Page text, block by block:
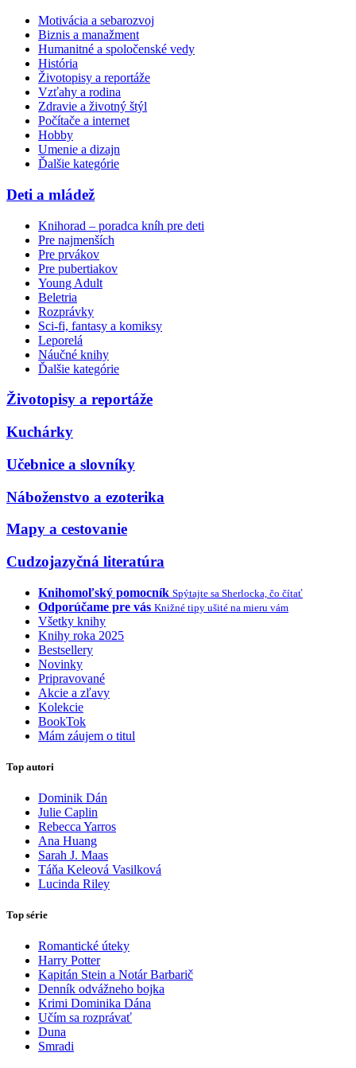
Motivácia a sebarozvoj
Biznis a manažment
Humanitné a spoločenské vedy
História
Životopisy a reportáže
Vzťahy a rodina
Zdravie a životný štýl
Počítače a internet
Hobby
Umenie a dizajn
Ďalšie kategórie
Deti a mládež
Knihorad – poradca kníh pre deti
Pre najmenších
Pre prvákov
Pre pubertiakov
Young Adult
Beletria
Rozprávky
Sci-fi, fantasy a komiksy
Leporelá
Náučné knihy
Ďalšie kategórie
Životopisy a reportáže
Kuchárky
Učebnice a slovníky
Náboženstvo a ezoterika
Mapy a cestovanie
Cudzojazyčná literatúra
Knihomoľský pomocník Spýtajte sa Sherlocka, čo čítať
Odporúčame pre vás Knižné tipy ušité na mieru vám
Všetky knihy
Knihy roka 2025
Bestsellery
Novinky
Pripravované
Akcie a zľavy
Kolekcie
BookTok
Mám záujem o titul
Top autori
Dominik Dán
Julie Caplin
Rebecca Yarros
Ana Huang
Sarah J. Maas
Táňa Keleová Vasilková
Lucinda Riley
Top série
Romantické úteky
Harry Potter
Kapitán Stein a Notár Barbarič
Denník odvážneho bojka
Krimi Dominika Dána
Učím sa rozprávať
Duna
Smradi